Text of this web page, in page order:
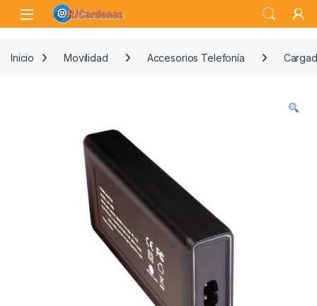
Skip to navigation
Skip to content
Open
Inicio Movilidad Accesorios Telefonía